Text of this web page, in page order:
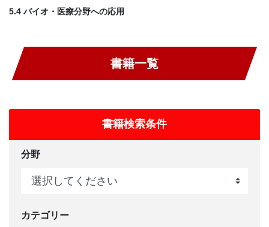
5.4 バイオ・医療分野への応用
書籍一覧
書籍検索条件
分野
カテゴリー